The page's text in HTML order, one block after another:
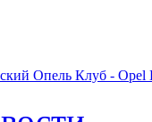
Опель Клуб - Opel